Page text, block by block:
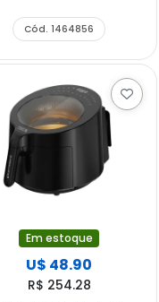
Cód. 1464856
Em estoque
U$ 48.90
R$ 254.28